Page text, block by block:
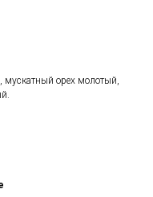
мускатный орех молотый,